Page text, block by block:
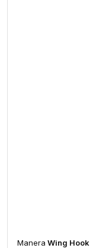
Manera Wing Hook